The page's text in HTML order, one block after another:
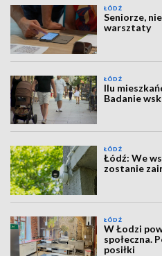
ŁÓDŹ
Seniorze,
warsztaty
ŁÓDŹ
Ilu
Badanie
ŁÓDŹ
Łódź: We
zostanie
ŁÓDŹ
W Łodzi
społeczna.
posiłki